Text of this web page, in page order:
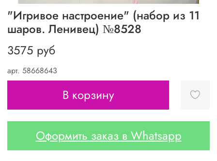
арт. 58668643
"Игривое настроение" (набор из 11
шаров. Ленивец) №8528
3575 руб
В корзину
Оформить заказ в Whatsapp